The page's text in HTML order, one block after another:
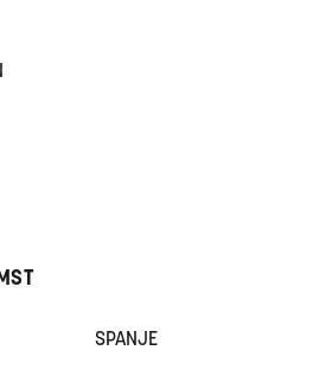
SPANJE